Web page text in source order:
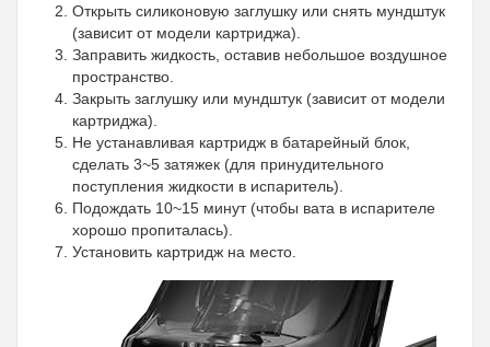
Открыть силиконовую заглушку или снять мундштук
(зависит от модели картриджа).
Заправить жидкость, оставив небольшое воздушное
пространство.
Закрыть заглушку или мундштук (зависит от модели
картриджа).
Не устанавливая картридж в батарейный блок,
сделать 3~5 затяжек (для принудительного
поступления жидкости в испаритель).
Подождать 10~15 минут (чтобы вата в испарителе
хорошо пропиталась).
Установить картридж на место.